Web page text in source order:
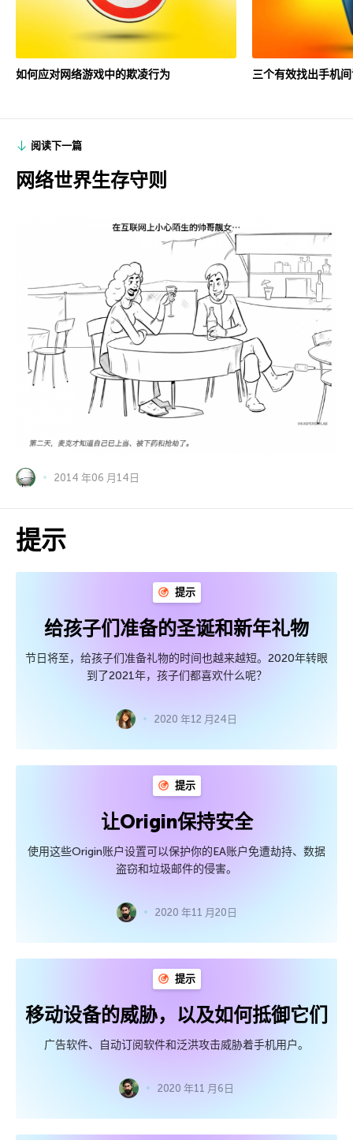
如何应对网络游戏中的欺凌行为 三个有效找出手机
阅读下一篇
网络世界生存守则
2014 年06 月14日
提示
提示
给孩子们准备的圣诞和新年礼物
节日将至，给孩子们准备礼物的时间也越来越短。2020年转眼
到了2021年，孩子们都喜欢什么呢？
2020 年12 月24日
提示
让Origin保持安全
使用这些Origin账户设置可以保护你的EA账户免遭劫持、数据
盗窃和垃圾邮件的侵害。
2020 年11 月20日
提示
移动设备的威胁，以及如何抵御它们
广告软件、自动订阅软件和泛洪攻击威胁着手机用户。
2020 年11 月6日